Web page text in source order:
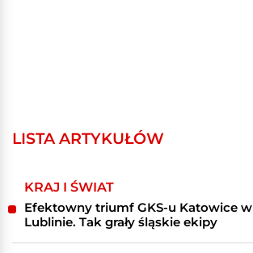
LISTA ARTYKUŁÓW
KRAJ I ŚWIAT
Efektowny triumf GKS-u Katowice w
Lublinie. Tak grały śląskie ekipy